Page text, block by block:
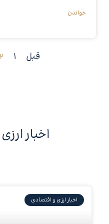
خواندن
قبل 1
2
اخبار
اخبار ارزی و اقتصادی